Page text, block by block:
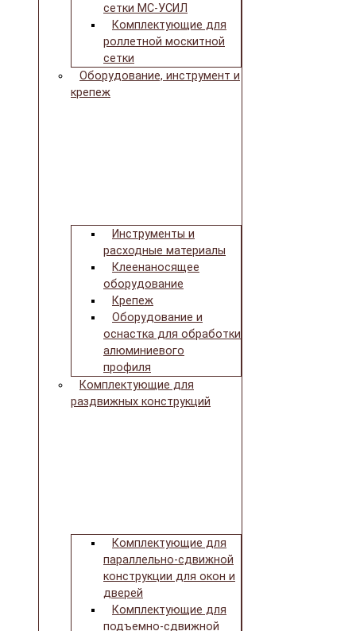
сетки МС-УСИЛ
Комплектующие для
роллетной москитной
сетки
Оборудование, инструмент и
крепеж
Инструменты и
расходные материалы
Клеенаносящее
оборудование
Крепеж
Оборудование и
оснастка для обработки
алюминиевого
профиля
Комплектующие для
раздвижных конструкций
Комплектующие для
параллельно-сдвижной
конструкции для окон и
дверей
Комплектующие для
подъемно-сдвижной